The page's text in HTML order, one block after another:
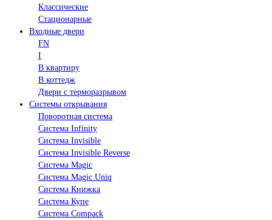
Классические
Стационарные
Входные двери
FN
I
В квартиру
В коттедж
Двери с терморазрывом
Системы открывания
Поворотная система
Система Infinity
Система Invisible
Система Invisible Reverse
Система Magic
Система Magic Uniq
Система Книжка
Система Купе
Система Compack